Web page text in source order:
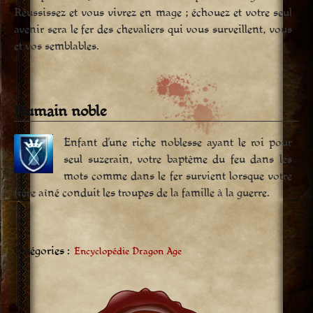
Réussissez et vous vivrez en mage ; échouez et votre seul
avenir sera le fer des chevaliers qui vous surveillent, vous
et vos semblables.
Humain noble
Enfant d’une riche noblesse ayant le roi pour
seul suzerain, votre baptême du feu dans les
mots comme dans le fer survient lorsque votre
frère aîné conduit les troupes de la famille à la guerre.
Catégories : Encyclopédie Dragon Age